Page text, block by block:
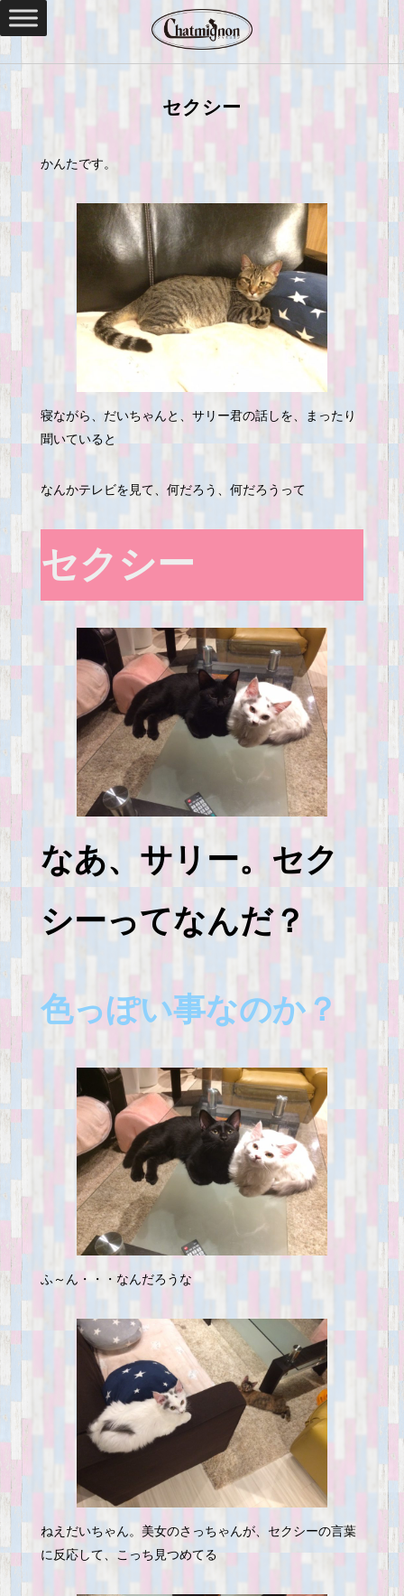
セクシー
かんたです。
寝ながら、だいちゃんと、サリー君の話しを、まったり
聞いていると
なんかテレビを見て、何だろう、何だろうって
セクシー
なあ、サリー。セク
シーってなんだ？
色っぽい事なのか？
ふ～ん・・・なんだろうな
ねえだいちゃん。美女のさっちゃんが、セクシーの言葉
に反応して、こっち見つめてる